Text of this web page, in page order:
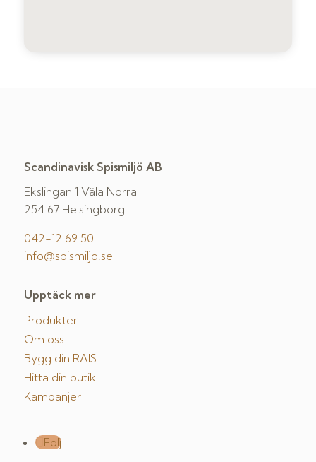
Scandinavisk Spismiljö AB
Ekslingan 1 Väla Norra
254 67 Helsingborg
042-12 69 50
info@spismiljo.se
Upptäck mer
Produkter
Om oss
Bygg din RAIS
Hitta din butik
Kampanjer
Följ